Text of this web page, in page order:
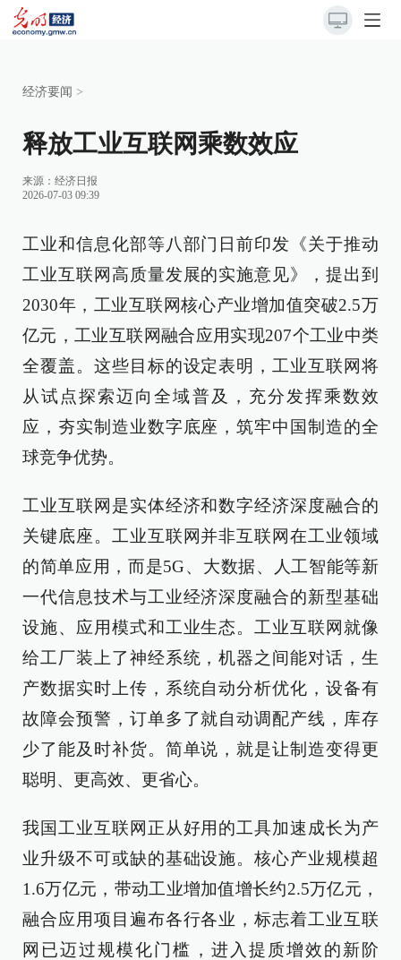
经济要闻 >
释放工业互联网乘数效应
来源： 经济日报
2026-07-03 09:39
工业和信息化部等八部门日前印发《关于推动
工业互联网高质量发展的实施意见》，提出到
2030年，工业互联网核心产业增加值突破2.5万
亿元，工业互联网融合应用实现207个工业中类
全覆盖。这些目标的设定表明，工业互联网将
从试点探索迈向全域普及，充分发挥乘数效
应，夯实制造业数字底座，筑牢中国制造的全
球竞争优势。
工业互联网是实体经济和数字经济深度融合的
关键底座。工业互联网并非互联网在工业领域
的简单应用，而是5G、大数据、人工智能等新
一代信息技术与工业经济深度融合的新型基础
设施、应用模式和工业生态。工业互联网就像
给工厂装上了神经系统，机器之间能对话，生
产数据实时上传，系统自动分析优化，设备有
故障会预警，订单多了就自动调配产线，库存
少了能及时补货。简单说，就是让制造变得更
聪明、更高效、更省心。
我国工业互联网正从好用的工具加速成长为产
业升级不可或缺的基础设施。核心产业规模超
1.6万亿元，带动工业增加值增长约2.5万亿元，
融合应用项目遍布各行各业，标志着工业互联
网已迈过规模化门槛，进入提质增效的新阶